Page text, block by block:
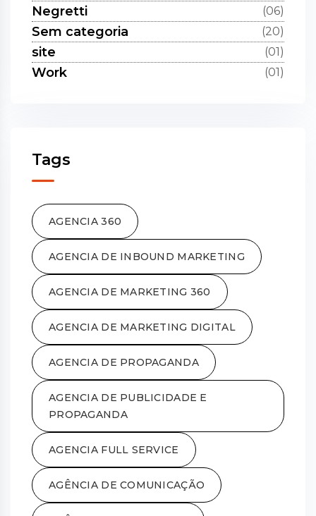
Negretti (06)
Sem categoria (20)
site (01)
Work (01)
Tags
AGENCIA 360
AGENCIA DE INBOUND MARKETING
AGENCIA DE MARKETING 360
AGENCIA DE MARKETING DIGITAL
AGENCIA DE PROPAGANDA
AGENCIA DE PUBLICIDADE E
PROPAGANDA
AGENCIA FULL SERVICE
AGÊNCIA DE COMUNICAÇÃO